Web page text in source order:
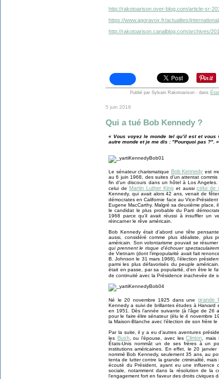
http://rakotoarison.over-blog.com/article-sr-
https://www.agoravox.fr/actualites/
http://rakotoarison.canalblog.com/archives/
Publié par Sylvain Rakotoarison - dans
5 juin 2018
Qui a tué Bob Kennedy ?
« Vous voyez le monde tel qu’il est et
autre monde et je me dis : "Pourquoi pas ?".
Le sénateur charismatique Bob Kennedy est
au 6 juin 1968, des suites d’un attentat
fin d’un discours dans un hôtel à Los
celui de Martin Luther King et aussicelui de
Kennedy, qui avait alors 42 ans, venait de
démocrates en Californie face au Vice-
Eugene MacCarthy. Malgré sa deuxième
le candidat le plus probable du Parti
1968 parce qu’il avait réussi à insuffler un
réincarner le rêve américain.
Bob Kennedy était d’abord une tête
aussi, considéré comme plus idéaliste, plus
américain. Son volontarisme pouvait se
qui prennent le risque d’échouer
de Vietnam (dont l’impopularité avait fait
B. Johnson le 31 mars 1968), l’élection
parmi les plus défavorisés du peuple
était en passe, par sa popularité, d’en être le
de continuité avec la Présidence inachevée de
Né le 20 novembre 1925 dans unegrande
Kennedy a suivi de brillantes études à Harvard
en 1951. Dès l’année suivante (à l’âge de
pour le faire élire sénateur (élu le 4 novembre
la Maison-Blanche avec l’élection de son frère
Par la suite, il y a eu d’autres aventures
les Bush, ou l’épouse, avec lesClinton ,
États-Unis nommât un de ses frères à un
institutions américaines. En effet, le 20
nommé Bob Kennedy, seulement 35 ans, au
tenta de lutter contre la grande criminalité,
écouté du Président, ayant eu une influence
sociale, notamment dans la résolution de la
l’engagement fort en faveur des droits civiques